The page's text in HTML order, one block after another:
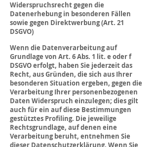
Widerspruchsrecht gegen die
Datenerhebung in besonderen Fällen
sowie gegen Direktwerbung (Art. 21
DSGVO)
Wenn die Datenverarbeitung auf
Grundlage von Art. 6 Abs. 1 lit. e oder f
DSGVO erfolgt, haben Sie jederzeit das
Recht, aus Gründen, die sich aus Ihrer
besonderen Situation ergeben, gegen die
Verarbeitung Ihrer personenbezogenen
Daten Widerspruch einzulegen; dies gilt
auch für ein auf diese Bestimmungen
gestütztes Profiling. Die jeweilige
Rechtsgrundlage, auf denen eine
Verarbeitung beruht, entnehmen Sie
dieser Datenschutzerklärung. Wenn Sie